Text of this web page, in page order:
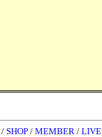
/ SHOP / MEMBER / LIVE